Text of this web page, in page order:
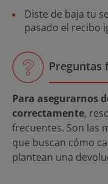
Diste de baja tu
pasado el recibo
Preguntas
Para asegurarnos
correctamente,
frecuentes. Son las
que buscan cómo
plantean una